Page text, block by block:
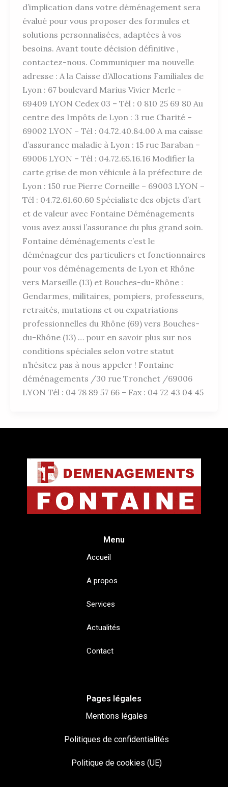
d’implication dans votre déménagement sera
évalué pour vous proposer des formules et
solutions personnalisées, adaptées à vos
besoins. Avant toute décision définitive ,
contactez-nous. Communiquer ma nouvelle
adresse : A la Caisse d’Allocations Familiales de
Lyon : 67 boulevard Marius Vivier Merle –
69409 LYON Cedex 03 – Tél : 0 810 25 69 80 Au
centre des Impôts de Lyon : 3 rue Charité –
69002 LYON – Tél : 04.72.40.84.00 A ma caisse
d’assurance maladie à Lyon : 15 rue Baraban –
69006 LYON – Tél : 04.72.65.16.16 Modifier la
carte grise de mon véhicule à la préfecture de
Lyon : 150 rue Pierre Corneille – 69003 LYON –
Tél : 04.72.61.60.60 Spécialiste des objets d’art
et de valeur avec Fontaine Déménagements
vous avez aussi l’assurance du plus grand soin.
Fontaine déménagements c’est le
déménageur des particuliers et fonctionnaires
pour vos déménagements de Lyon et Rhône
vers Marseille (13) et Bouches-du-Rhône :
Gendarmes, militaires, pompiers, professeurs,
retraités, mutations et ou expatriations
professionnelles du Rhône (69) vers Bouches-
du-Rhône (13) … pour en savoir plus sur nos
conditions spéciales selon votre statut
n’hésitez pas à nous appeler ! Fontaine
déménagements /30 rue Tronchet /69006
LYON Tél : 04 78 89 57 66 – Fax : 04 72 43 04 45
Menu
Accueil
A propos
Services
Actualités
Contact
Pages légales
Mentions légales
Politiques de confidentialités
Politique de cookies (UE)